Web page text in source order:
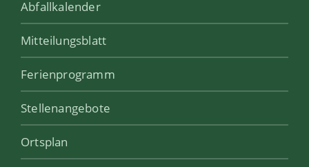
Abfallkalender
Mitteilungsblatt
Ferienprogramm
Stellenangebote
Ortsplan